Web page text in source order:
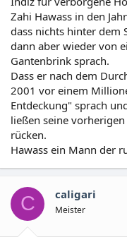
Zahi Hawass in den
dass nichts hinter dem
dann aber wieder von
Gantenbrink sprach.
Dass er nach dem
2001 vor einem
Entdeckung" sprach
ließen seine
rücken.
Hawass ein Mann der
C caligari
Meister